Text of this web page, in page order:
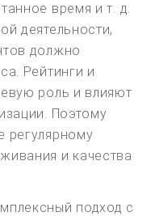
время и т. д.
деятельности,
должно
Рейтинги и
роль и влияют
Поэтому
регулярному
и качества
подход с